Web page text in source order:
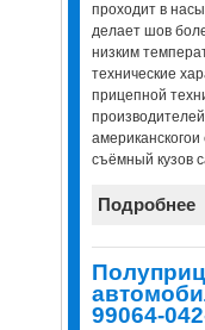
проходит в
делает шов
низким
технические
прицепной
американскогои
съёмный кузов
Подробнее
99064-